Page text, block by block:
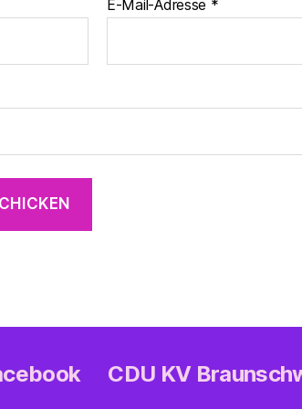
E-Mail-Adresse *
CDU KV